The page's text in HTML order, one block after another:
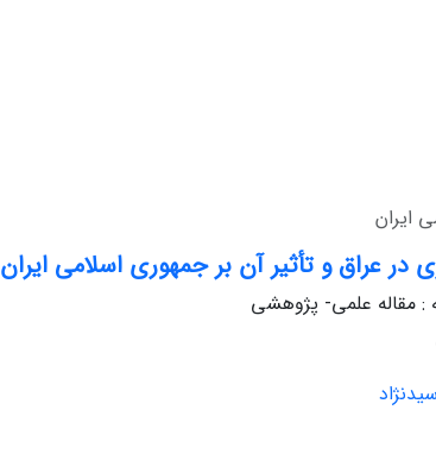
‏ایران
در عراق و تأثیر آن بر جمهوری اسلامی ‏ایران
: مقاله علمی- پژوهشی